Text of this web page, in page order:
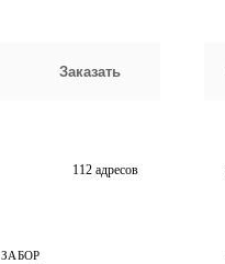
Заказать
112 адресов
ЗАБОР